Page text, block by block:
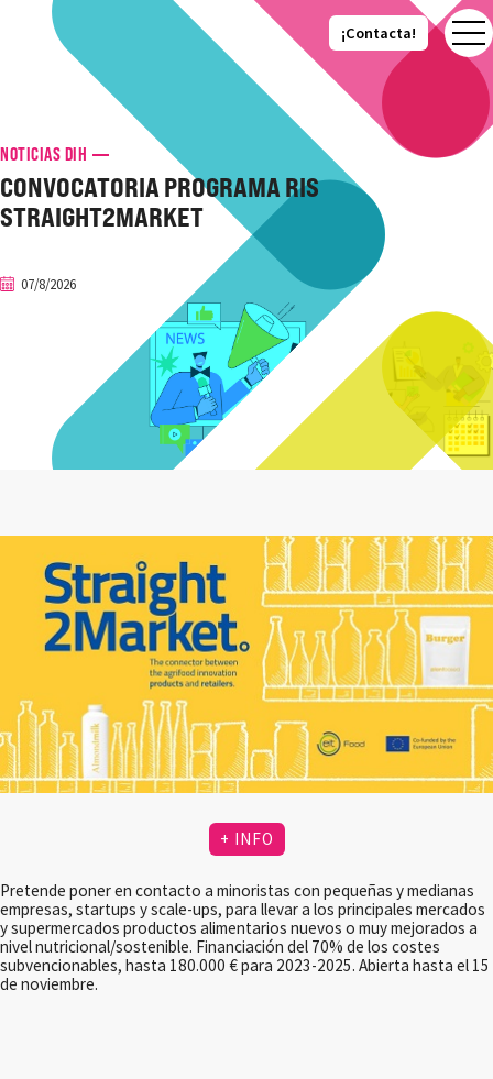
¡Contacta!
¡Contacta!
NOTICIAS DIH
CONVOCATORIA PROGRAMA RIS
STRAIGHT2MARKET
07/8/2026
Pretende poner en contacto a minoristas con pequeñas y medianas
empresas, startups y scale-ups, para llevar a los principales mercados
y supermercados productos alimentarios nuevos o muy mejorados a
nivel nutricional/sostenible. Financiación del 70% de los costes
subvencionables, hasta 180.000 € para 2023-2025. Abierta hasta el 15
de noviembre.
+ INFO